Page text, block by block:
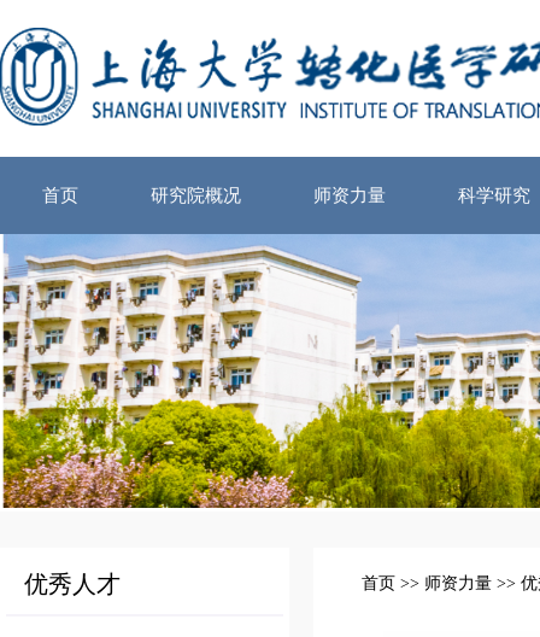
首页 研究院概况 师资力量 科学研究
优秀人才 首页 >> 师资力量 >>